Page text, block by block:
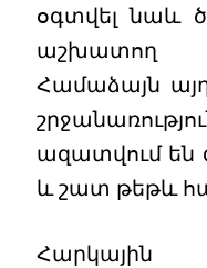
օգտվել նաև
աշխատող
Համաձայն այդ
ազատվում են
և շատ թեթև